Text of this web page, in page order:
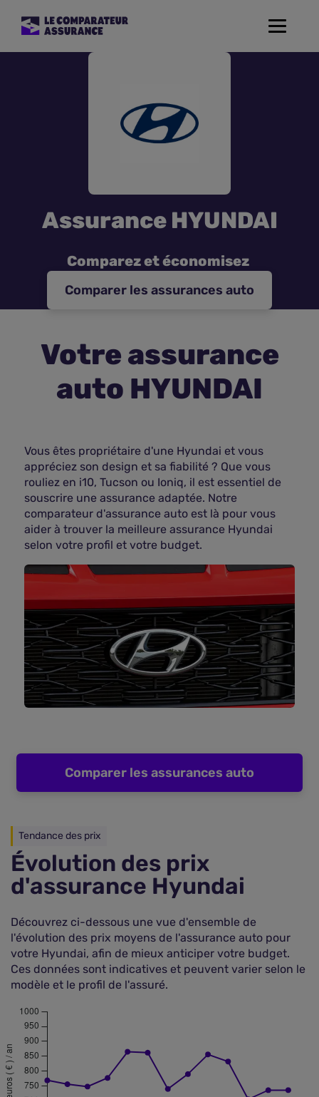
Toggle
Assurance Habitation
Assurance de prêt
Prévoyance
Assurance Animaux
Assurance vie
Plus d'assurances
Assurance HYUNDAI
Comparez et économisez
Comparer les assurances auto
Votre assurance
auto HYUNDAI
Vous êtes propriétaire d'une Hyundai et vous
appréciez son design et sa fiabilité ? Que vous
rouliez en i10, Tucson ou Ioniq, il est essentiel de
souscrire une assurance adaptée. Notre
comparateur d'assurance auto est là pour vous
aider à trouver la meilleure assurance Hyundai
selon votre profil et votre budget.
Comparer les assurances auto
Tendance des prix
Évolution des prix
d'assurance Hyundai
Découvrez ci-dessous une vue d'ensemble de
l'évolution des prix moyens de l'assurance auto pour
votre Hyundai, afin de mieux anticiper votre budget.
Ces données sont indicatives et peuvent varier selon le
modèle et le profil de l'assuré.